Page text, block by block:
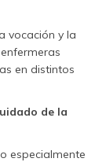
vocación y la
en distintos
de la
especialmente